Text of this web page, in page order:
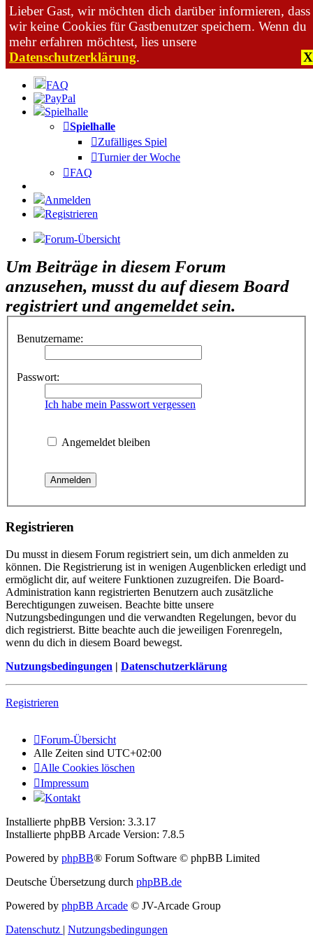
Lieber Gast, wir möchten dich darüber informieren, dass
wir keine Cookies für Gastbenutzer speichern. Wenn du
mehr erfahren möchtest, lies unsere
Datenschutzerklärung. X
Zum Inhalt
FAQ
Spielhalle
Spielhalle
Zufälliges Spiel
Turnier der Woche
FAQ
Anmelden
Registrieren
Forum-Übersicht
Um Beiträge in diesem Forum
anzusehen, musst du auf diesem Board
registriert und angemeldet sein.
Benutzername:
Passwort:
Ich habe mein Passwort vergessen
Angemeldet bleiben
Registrieren
Du musst in diesem Forum registriert sein, um dich anmelden zu
können. Die Registrierung ist in wenigen Augenblicken erledigt und
ermöglicht dir, auf weitere Funktionen zuzugreifen. Die Board-
Administration kann registrierten Benutzern auch zusätzliche
Berechtigungen zuweisen. Beachte bitte unsere
Nutzungsbedingungen und die verwandten Regelungen, bevor du
dich registrierst. Bitte beachte auch die jeweiligen Forenregeln,
wenn du dich in diesem Board bewegst.
Nutzungsbedingungen | Datenschutzerklärung
Registrieren
Forum-Übersicht
Alle Zeiten sind UTC+02:00
Alle Cookies löschen
Impressum
Kontakt
Installierte phpBB Version: 3.3.17
Installierte phpBB Arcade Version: 7.8.5
Powered by phpBB® Forum Software © phpBB Limited
Deutsche Übersetzung durch phpBB.de
Powered by phpBB Arcade © JV-Arcade Group
Datenschutz | Nutzungsbedingungen